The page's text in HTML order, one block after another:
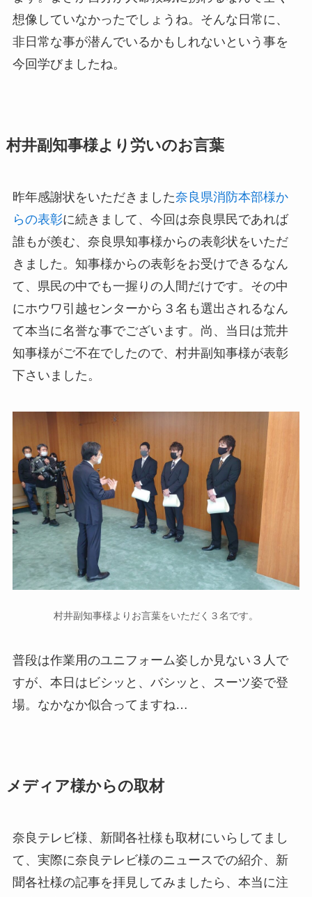
想像していなかったでしょうね。そんな日常に、
非日常な事が潜んでいるかもしれないという事を
今回学びましたね。
村井副知事様より労いのお言葉
昨年感謝状をいただきました奈良県消防本部様か
らの表彰に続きまして、今回は奈良県民であれば
誰もが羨む、奈良県知事様からの表彰状をいただ
きました。知事様からの表彰をお受けできるなん
て、県民の中でも一握りの人間だけです。その中
にホウワ引越センターから３名も選出されるなん
て本当に名誉な事でございます。尚、当日は荒井
知事様がご不在でしたので、村井副知事様が表彰
下さいました。
村井副知事様よりお言葉をいただく３名です。
普段は作業用のユニフォーム姿しか見ない３人で
すが、本日はビシッと、バシッと、スーツ姿で登
場。なかなか似合ってますね…
メディア様からの取材
奈良テレビ様、新聞各社様も取材にいらしてまし
て、実際に奈良テレビ様のニュースでの紹介、新
聞各社様の記事を拝見してみましたら、本当に注